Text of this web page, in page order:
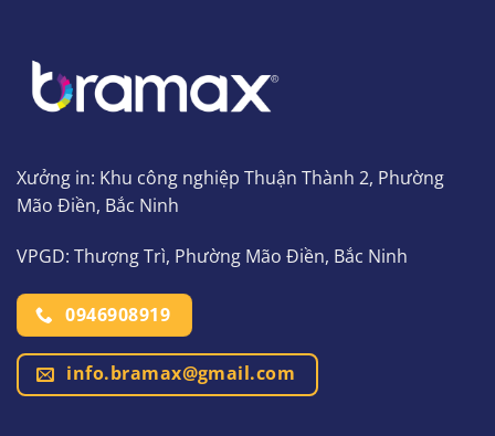
Xưởng in: Khu công nghiệp Thuận Thành 2, Phường
Mão Điền, Bắc Ninh
VPGD: Thượng Trì, Phường Mão Điền, Bắc Ninh
0946908919
info.bramax@gmail.com